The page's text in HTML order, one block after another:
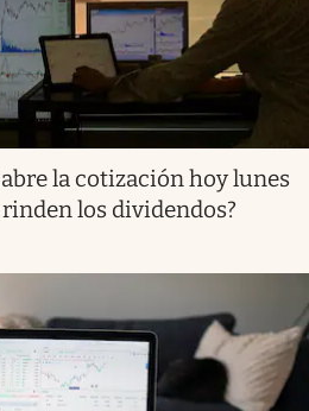
la cotización hoy lunes
los dividendos?